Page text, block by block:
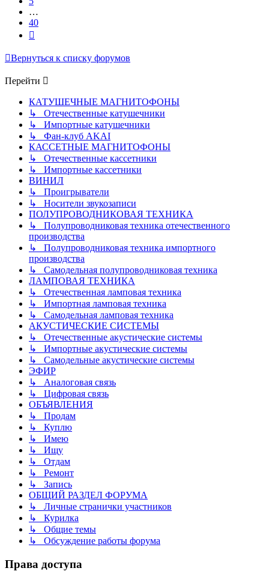
…
40
Вернуться к списку форумов
Перейти
КАТУШЕЧНЫЕ МАГНИТОФОНЫ
↳ Отечественные катушечники
↳ Импортные катушечники
↳ Фан-клуб AKAI
КАССЕТНЫЕ МАГНИТОФОНЫ
↳ Отечественные кассетники
↳ Импортные кассетники
ВИНИЛ
↳ Проигрыватели
↳ Носители звукозаписи
ПОЛУПРОВОДНИКОВАЯ ТЕХНИКА
↳ Полупроводниковая техника отечественного
производства
↳ Полупроводниковая техника импортного
производства
↳ Самодельная полупроводниковая техника
ЛАМПОВАЯ ТЕХНИКА
↳ Отечественная ламповая техника
↳ Импортная ламповая техника
↳ Самодельная ламповая техника
АКУСТИЧЕСКИЕ СИСТЕМЫ
↳ Отечественные акустические системы
↳ Импортные акустические системы
↳ Самодельные акустические системы
ЭФИР
↳ Аналоговая связь
↳ Цифровая связь
ОБЪЯВЛЕНИЯ
↳ Продам
↳ Куплю
↳ Имею
↳ Ищу
↳ Отдам
↳ Ремонт
↳ Запись
ОБЩИЙ РАЗДЕЛ ФОРУМА
↳ Личные странички участников
↳ Курилка
↳ Общие темы
↳ Обсуждение работы форума
Права доступа